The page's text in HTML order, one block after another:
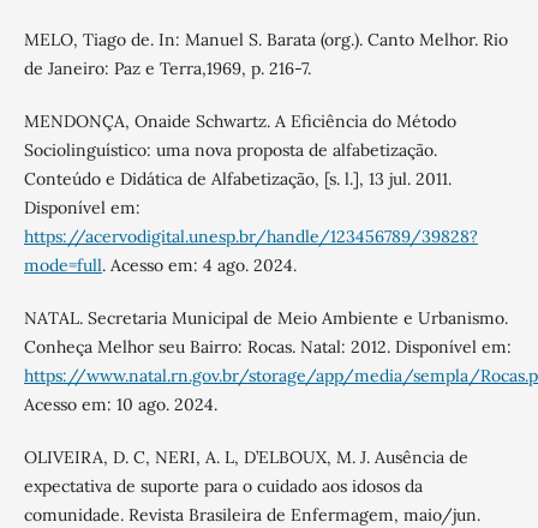
MELO, Tiago de. In: Manuel S. Barata (org.). Canto Melhor. Rio
de Janeiro: Paz e Terra,1969, p. 216-7.
MENDONÇA, Onaide Schwartz. A Eficiência do Método
Sociolinguístico: uma nova proposta de alfabetização.
Conteúdo e Didática de Alfabetização, [s. l.], 13 jul. 2011.
Disponível em:
https://acervodigital.unesp.br/handle/123456789/39828?
mode=full. Acesso em: 4 ago. 2024.
NATAL. Secretaria Municipal de Meio Ambiente e Urbanismo.
Conheça Melhor seu Bairro: Rocas. Natal: 2012. Disponível em:
https://www.natal.rn.gov.br/storage/app/media/sempla/
Acesso em: 10 ago. 2024.
OLIVEIRA, D. C, NERI, A. L, D’ELBOUX, M. J. Ausência de
expectativa de suporte para o cuidado aos idosos da
comunidade. Revista Brasileira de Enfermagem, maio/jun.